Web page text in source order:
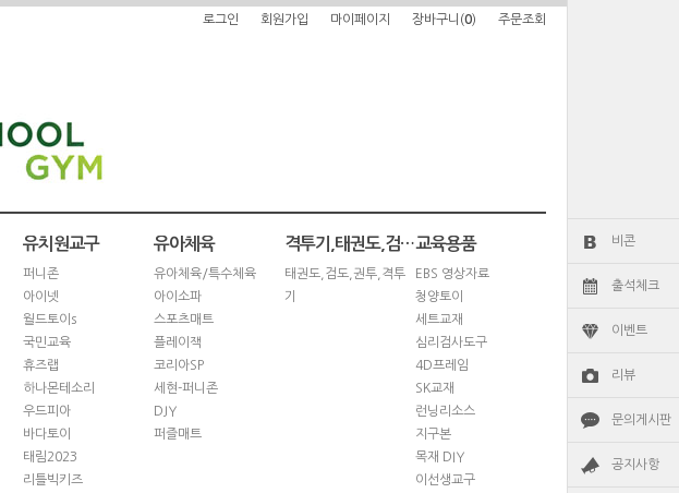
비콘
출석체크
이벤트
리뷰
문의게시판
공지사항
로그인 회원가입 마이페이지 장바구니(0) 주문조회
유치원교구
퍼니존
아이넷
월드토이s
국민교육
휴즈랩
하나몬테소리
우드피아
바다토이
태림2023
리틀빅키즈
유아체육
유아체육/특수체육
아이소파
스포츠매트
플레이잭
코리아SP
세현-퍼니존
DJY
퍼즐매트
격투기,태권도,검도,권투
태권도,검도,권투,격투
기
교육용품
EBS 영상자료
청양토이
세트교재
심리검사도구
4D프레임
SK교재
런닝리소스
지구본
목재 DIY
이선생교구